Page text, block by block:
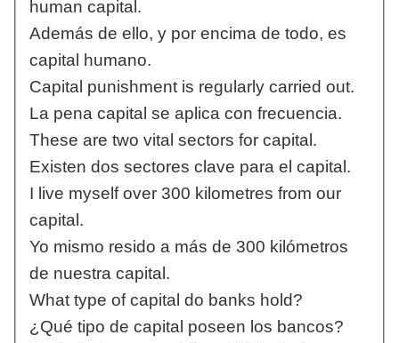
human capital.
Además de ello, y por encima de todo, es
capital humano.
Capital punishment is regularly carried out.
La pena capital se aplica con frecuencia.
These are two vital sectors for capital.
Existen dos sectores clave para el capital.
I live myself over 300 kilometres from our
capital.
Yo mismo resido a más de 300 kilómetros
de nuestra capital.
What type of capital do banks hold?
¿Qué tipo de capital poseen los bancos?